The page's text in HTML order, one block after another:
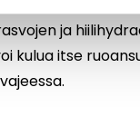
ja
kulua itse